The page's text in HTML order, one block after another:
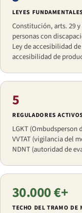
LEYES
Constitución, arts. 29 y
personas con
Ley de accesibilidad
accesibilidad de
5
REGULADORES
LGKT (Ombudsperson
VVTAT (vigilancia del
NDNT (autoridad de
30.000 €+
TECHO DEL TRAMO DE